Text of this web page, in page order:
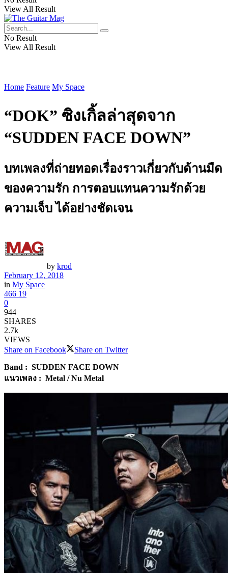
View All Result
No Result
View All Result
Home Feature My Space
“DOK” ซิงเกิ้ลล่าสุดจาก
“SUDDEN FACE DOWN”
บทเพลงที่ถ่ายทอดเรื่องราวเกี่ยวกับด้านมืด
ของความรัก การตอบแทนความรักด้วย
ความเจ็บ ได้อย่างชัดเจน
by krod
February 12, 2018
in My Space
466 19
0
944
SHARES
2.7k
VIEWS
Share on Facebook
Share on Twitter
Band : SUDDEN FACE DOWN
แนวเพลง : Metal / Nu Metal